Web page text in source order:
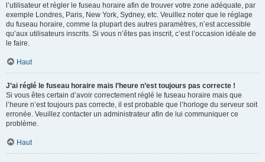
l’utilisateur et régler le fuseau horaire afin de trouver votre zone adéquate, par
exemple Londres, Paris, New York, Sydney, etc. Veuillez noter que le réglage
du fuseau horaire, comme la plupart des autres paramètres, n’est accessible
qu’aux utilisateurs inscrits. Si vous n’êtes pas inscrit, c’est l’occasion idéale de
le faire.
Haut
J’ai réglé le fuseau horaire mais l’heure n’est toujours pas correcte !
Si vous êtes certain d’avoir correctement réglé le fuseau horaire mais que
l’heure n’est toujours pas correcte, il est probable que l’horloge du serveur soit
erronée. Veuillez contacter un administrateur afin de lui communiquer ce
problème.
Haut